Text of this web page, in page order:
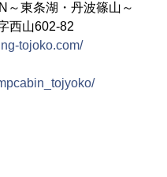
条湖・丹波篠山～
山602-82
tojoko.com/